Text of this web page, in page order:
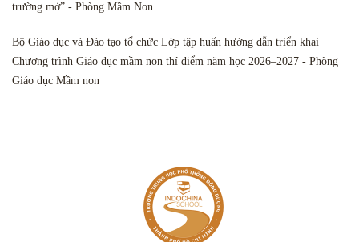
trường mở” - Phòng Mầm Non
Bộ Giáo dục và Đào tạo tổ chức Lớp tập huấn hướng dẫn triển khai
Chương trình Giáo dục mầm non thí điểm năm học 2026–2027 - Phòng
Giáo dục Mầm non